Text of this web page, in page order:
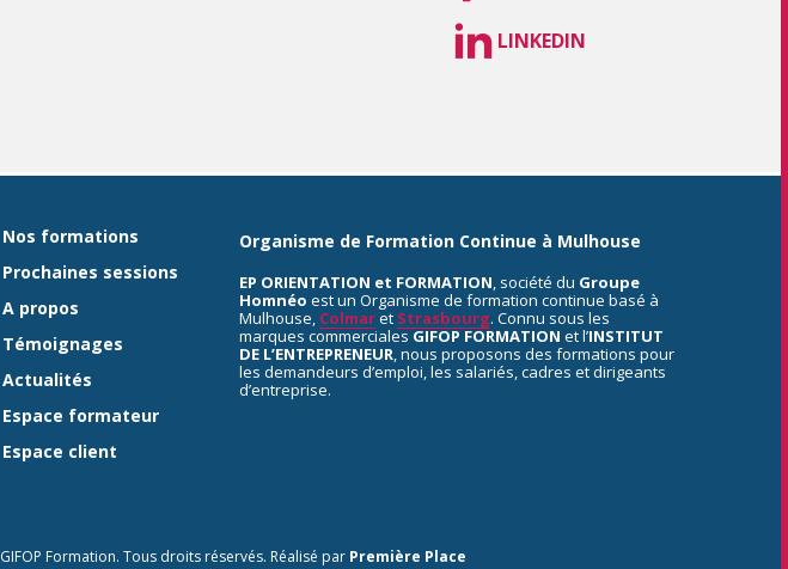
LINKEDIN
Nos formations
Prochaines sessions
A propos
Témoignages
Actualités
Espace formateur
Espace client
Organisme de Formation Continue à Mulhouse
EP ORIENTATION et FORMATION, société du Groupe
Homnéoest un Organisme de formation continue basé à
Mulhouse, Colmaret Strasbourg. Connu sous les
marques commercialesGIFOP FORMATION et l’INSTITUT
DE L’ENTREPRENEUR, nous proposons des formations pour
les demandeurs d’emploi, les salariés, cadres et dirigeants
d’entreprise.
GIFOP Formation. Tous droits réservés. Réalisé par Première Place